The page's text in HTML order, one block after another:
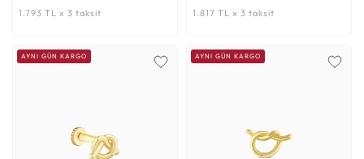
1.793 TL x 3 taksit 1.817 TL x 3 taksit
AYNI GÜN KARGO AYNI GÜN KARGO